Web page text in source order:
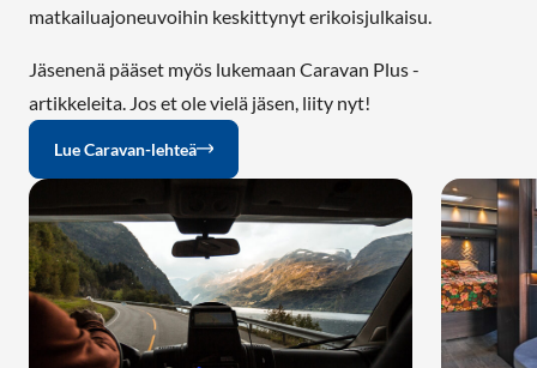
matkailuajoneuvoihin keskittynyt erikoisjulkaisu.
Jäsenenä pääset myös lukemaan Caravan Plus -
artikkeleita. Jos et ole vielä jäsen, liity nyt!
Lue Caravan-lehteä